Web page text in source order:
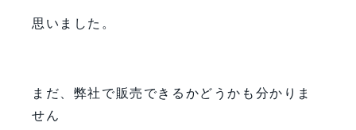
思いました。
まだ、弊社で販売できるかどうかも分かりま
せん